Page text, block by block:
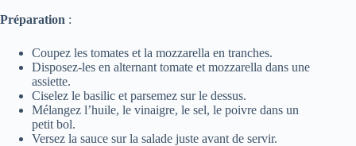
Préparation :
Coupez les tomates et la mozzarella en tranches.
Disposez-les en alternant tomate et mozzarella dans une
assiette.
Ciselez le basilic et parsemez sur le dessus.
Mélangez l’huile, le vinaigre, le sel, le poivre dans un
petit bol.
Versez la sauce sur la salade juste avant de servir.